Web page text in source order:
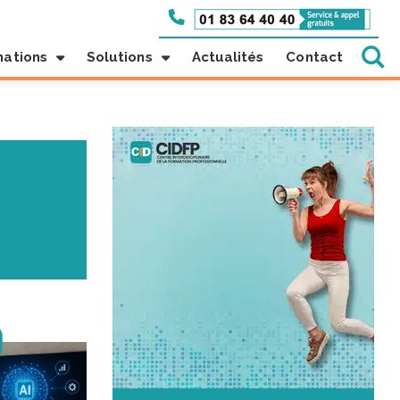
Solutions Actualités Contact